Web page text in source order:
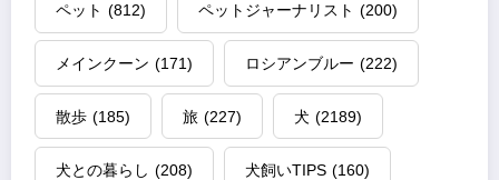
ペット (812) ペットジャーナリスト (200)
メインクーン (171) ロシアンブルー (222)
散歩 (185) 旅 (227) 犬 (2189)
犬との暮らし (208) 犬飼いTIPS (160)